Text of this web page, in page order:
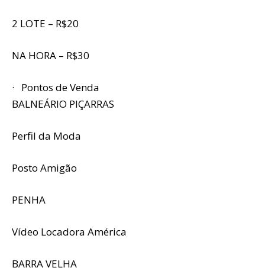
2 LOTE – R$20
NA HORA – R$30
· Pontos de Venda
BALNEÁRIO PIÇARRAS
Perfil da Moda
Posto Amigão
PENHA
Vídeo Locadora América
BARRA VELHA